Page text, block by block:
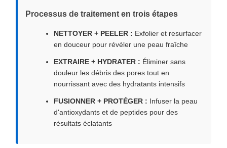
Processus de traitement en trois étapes
NETTOYER + PEELER : Exfolier et resurfacer
en douceur pour révéler une peau fraîche
EXTRAIRE + HYDRATER : Éliminer sans
douleur les débris des pores tout en
nourrissant avec des hydratants intensifs
FUSIONNER + PROTÉGER : Infuser la peau
d'antioxydants et de peptides pour des
résultats éclatants